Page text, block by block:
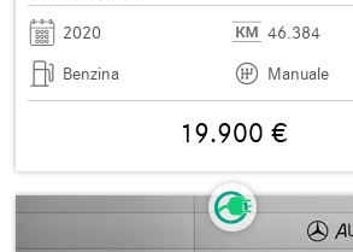
2020
46.384
Benzina
Manuale
19.900 €